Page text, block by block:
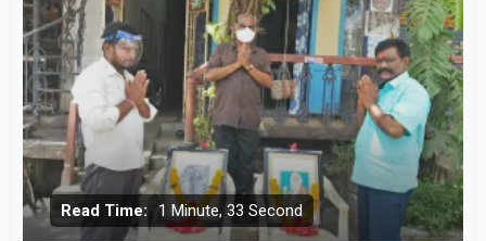
Read Time: 1 Minute, 33 Second